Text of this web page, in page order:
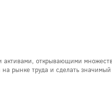
открывающими
рынке труда и сделать